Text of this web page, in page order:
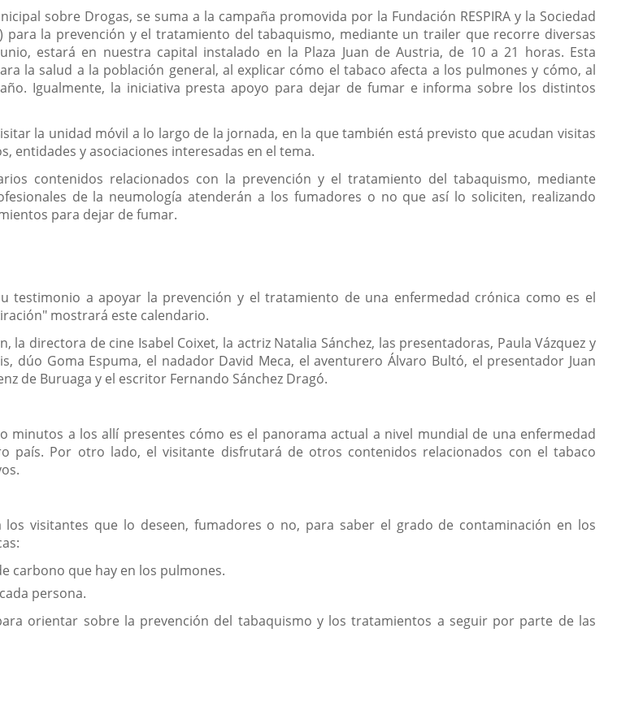
noticia
sobre Drogas, se suma a la campaña promovida por la Fundación RESPIRA y la Sociedad
para la prevención y el tratamiento del tabaquismo, mediante un trailer que recorre diversas
estará en nuestra capital instalado en la Plaza Juan de Austria, de 10 a 21 horas. Esta
la salud a la población general, al explicar cómo el tabaco afecta a los pulmones y cómo, al
Igualmente, la iniciativa presta apoyo para dejar de fumar e informa sobre los distintos
la unidad móvil a lo largo de la jornada, en la que también está previsto que acudan visitas
entidades y asociaciones interesadas en el tema.
contenidos relacionados con la prevención y el tratamiento del tabaquismo, mediante
de la neumología atenderán a los fumadores o no que así lo soliciten, realizando
para dejar de fumar.
testimonio a apoyar la prevención y el tratamiento de una enfermedad crónica como es el
mostrará este calendario.
directora de cine Isabel Coixet, la actriz Natalia Sánchez, las presentadoras, Paula Vázquez y
dúo Goma Espuma, el nadador David Meca, el aventurero Álvaro Bultó, el presentador Juan
de Buruaga y el escritor Fernando Sánchez Dragó.
minutos a los allí presentes cómo es el panorama actual a nivel mundial de una enfermedad
país. Por otro lado, el visitante disfrutará de otros contenidos relacionados con el tabaco
los visitantes que lo deseen, fumadores o no, para saber el grado de contaminación en los
carbono que hay en los pulmones.
persona.
orientar sobre la prevención del tabaquismo y los tratamientos a seguir por parte de las